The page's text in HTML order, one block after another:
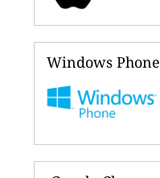
Windows Phone